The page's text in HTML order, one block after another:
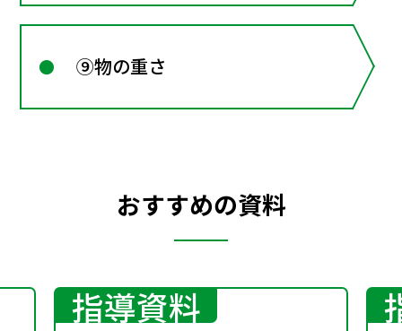
⑨物の重さ
おすすめの資料
指導資料